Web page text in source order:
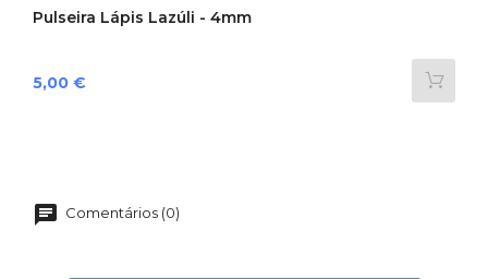
Pulseira Lápis Lazúli - 4mm
Preço
5,00 €
Comentários (0)